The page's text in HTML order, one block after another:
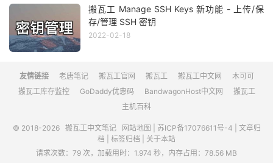
搬瓦工 Manage SSH Keys 新功能 - 上传/保
存/管理 SSH 密钥
2022-02-18
友情链接 老唐笔记 搬瓦工官网 搬瓦工 搬瓦工中文网
木可可
搬瓦工库存监控
GoDaddy优惠码 BandwagonHost中文网
搬瓦工
主机百科
© 2018-2026 搬瓦工中文笔记 网站地图 苏ICP备17076611号-4
文章归
档
标签归档
关于本站
请求次数：79 次，加载用时：1.974 秒，内存占用：78.56 MB